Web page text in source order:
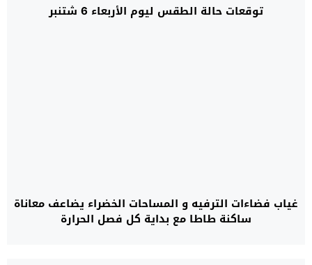
توقعات حالة الطقس ليوم الأربعاء 6 شتنبر
غياب فضاءات الترفيه و المساحات الخضراء يضاعف معاناة
ساكنة طاطا مع بداية كل فصل الحرارة